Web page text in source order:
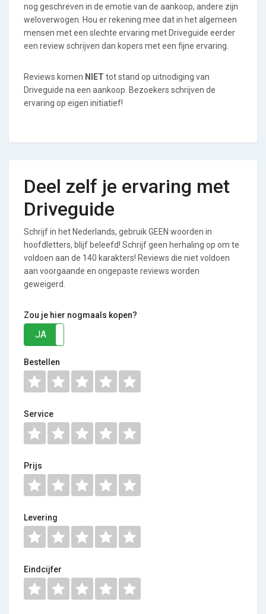
nog geschreven in de emotie van de aankoop, andere zijn
weloverwogen. Hou er rekening mee dat in het algemeen
mensen met een slechte ervaring met Driveguide eerder
een review schrijven dan kopers met een fijne ervaring.
Reviews komen NIET tot stand op uitnodiging van
Driveguide na een aankoop. Bezoekers schrijven de
ervaring op eigen initiatief!
Deel zelf je ervaring met
Driveguide
Schrijf in het Nederlands, gebruik GEEN woorden in
hoofdletters, blijf beleefd! Schrijf geen herhaling op om te
voldoen aan de 140 karakters! Reviews die niet voldoen
aan voorgaande en ongepaste reviews worden
geweigerd.
Zou je hier nogmaals kopen?
JA
Bestellen
Service
Prijs
Levering
Eindcijfer